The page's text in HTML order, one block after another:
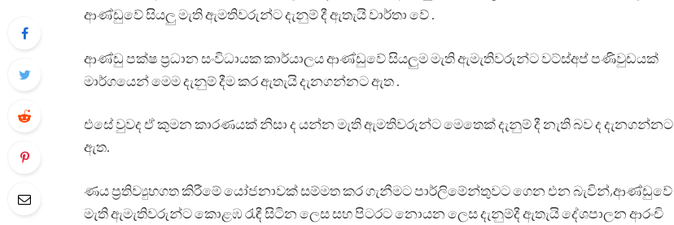
ආණ්ඩුවේ සියලු මැති ඇමතිවරුන්ට දැනුම් දී ඇතැයි වාර්තා වේ .
ආණ්ඩු පක්ෂ ප්‍රධාන සංවිධායක කාර්යාලය ආණ්ඩුවේ සියලුම මැති ඇමැතිවරුන්ට වට්ස්අප් පණිවුඩයක්
මාර්ගයෙන් මෙම දැනුම් දීම කර ඇතැයි දැනගන්නට ඇත .
එසේ වුවද ඒ කුමන කාරණයක් නිසා ද යන්න මැති ඇමතිවරුන්ට මෙතෙක් දැනුම් දී නැති බව ද දැනගන්නට
ඇත.
ණය ප්‍රතිව්‍යුහගත කිරීමේ යෝජනාවක් සම්මත කර ගැනීමට පාර්ලිමේන්තුවට ගෙන එන බැවින්,ආණ්ඩුවේ
මැති ඇමැතිවරුන්ට කොළඹ රැඳී සිටින ලෙස සහ පිටරට නොයන ලෙස දැනුම්දී ඇතැයි දේශපාලන ආරංචි